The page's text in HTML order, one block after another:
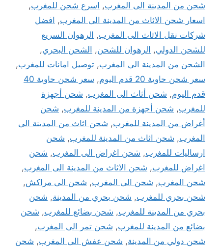
شحن من المدينة الى المغرب, اسرع شحن للمغرب,
اسعار شحن الاثاث من المدينة الى المغرب, افضل
شركات نقل الاثاث الى المغرب, الرهوان السريع
للشحن الدولي, الرهوان للشحن, الشحن البحري,
الشحن من المدينة الى المغرب, توصيل امانات للمغرب,
سعر شحن حاوية 20 قدم اليوم
,
سعر شحن حاوية 40
قدم اليوم, شحن أثاث الى المغرب, شحن أجهزة
للمغرب, شحن أجهزة من المدينة للمغرب, شحن
أغراض من المدينة للمغرب, شحن اثاث من المدينة الى
المغرب, شحن اثاث من المدينة للمغرب, شحن
ارساليات للمغرب, شحن اغراض الى المغرب, شحن
اغراض للمغرب, شحن الاثاث من المدينة الى المغرب,
شحن المغرب, شحن الى المغرب, شحن الى مراكش,
شحن بحري للمغرب, شحن بحري من المدينة, شحن
بحري من المدينة للمغرب, شحن بضائع للمغرب, شحن
بضائع من المدينة للمغرب, شحن تمر الى المغرب,
شحن دولي من المدينة, شحن عفش الى المغرب, شحن